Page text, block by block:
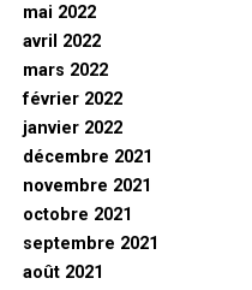
mai 2022
avril 2022
mars 2022
février 2022
janvier 2022
décembre 2021
novembre 2021
octobre 2021
septembre 2021
août 2021